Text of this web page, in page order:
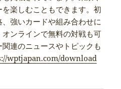
楽しむこともできます。初
強いカードや組み合わせに
ンラインで無料の対戦も可
連のニュースやトピックも
wptjapan.com/download